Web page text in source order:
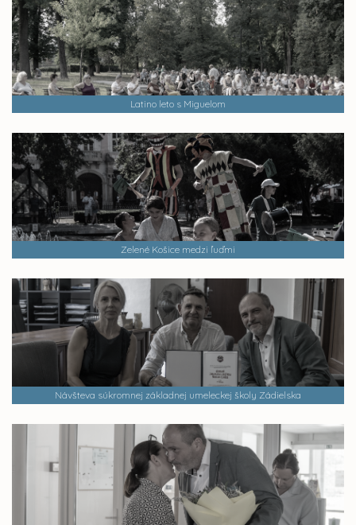
Latino leto s Miguelom
Zelené Košice medzi ľuďmi
Návšteva súkromnej základnej umeleckej školy Zádielska